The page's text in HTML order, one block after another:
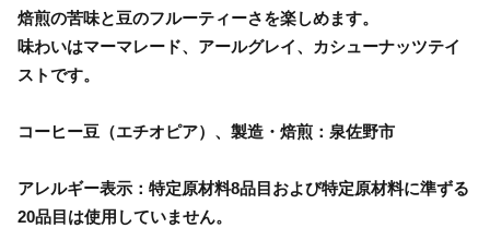
焙煎の苦味と豆のフルーティーさを楽しめます。
味わいはマーマレード、アールグレイ、カシューナッツテイ
ストです。
コーヒー豆（エチオピア）、製造・焙煎：泉佐野市
アレルギー表示：特定原材料8品目および特定原材料に準ずる
20品目は使用していません。